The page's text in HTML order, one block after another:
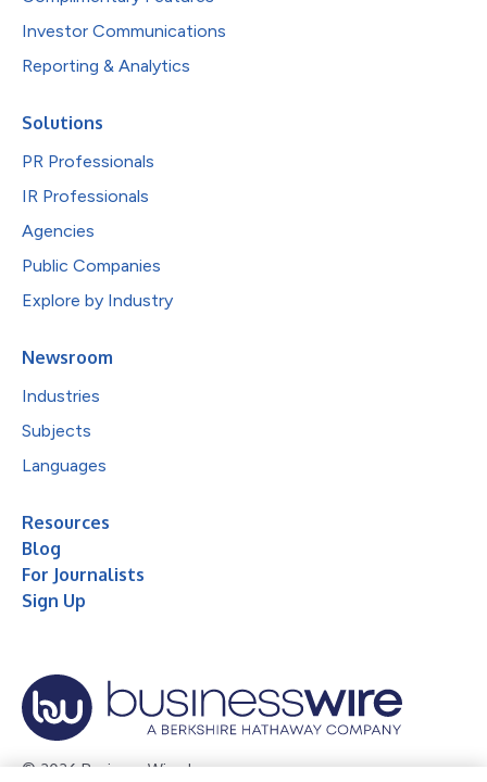
Investor Communications
Reporting & Analytics
Solutions
PR Professionals
IR Professionals
Agencies
Public Companies
Explore by Industry
Newsroom
Industries
Subjects
Languages
Resources
Blog
For Journalists
Sign Up
© 2026 Business Wire, Inc.